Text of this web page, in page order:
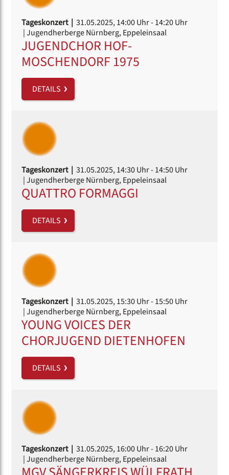
Tageskonzert | 31.05.2025, 14:00 Uhr- 14:20 Uhr
| Jugendherberge Nürnberg, Eppeleinsaal
JUGENDCHOR HOF-
MOSCHENDORF 1975
DETAILS
Tageskonzert | 31.05.2025, 14:30 Uhr- 14:50 Uhr
| Jugendherberge Nürnberg, Eppeleinsaal
QUATTRO FORMAGGI
DETAILS
Tageskonzert | 31.05.2025, 15:30 Uhr- 15:50 Uhr
| Jugendherberge Nürnberg, Eppeleinsaal
YOUNG VOICES DER
CHORJUGEND DIETENHOFEN
DETAILS
Tageskonzert | 31.05.2025, 16:00 Uhr- 16:20 Uhr
| Jugendherberge Nürnberg, Eppeleinsaal